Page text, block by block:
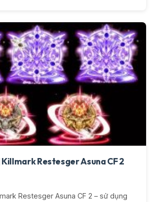
Restesger Asuna CF 2
Restesger Asuna CF 2 – sử dụng